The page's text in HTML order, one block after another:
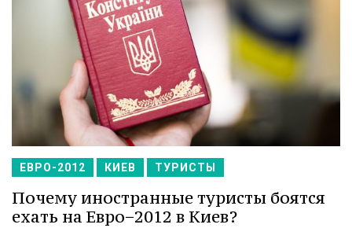
ЕВРО-2012 КИЕВ ТУРИСТЫ
Почему иностранные туристы боятся
ехать на Евро−2012 в Киев?